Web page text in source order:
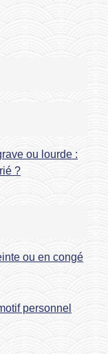
ou lourde :
?
ou en congé
personnel